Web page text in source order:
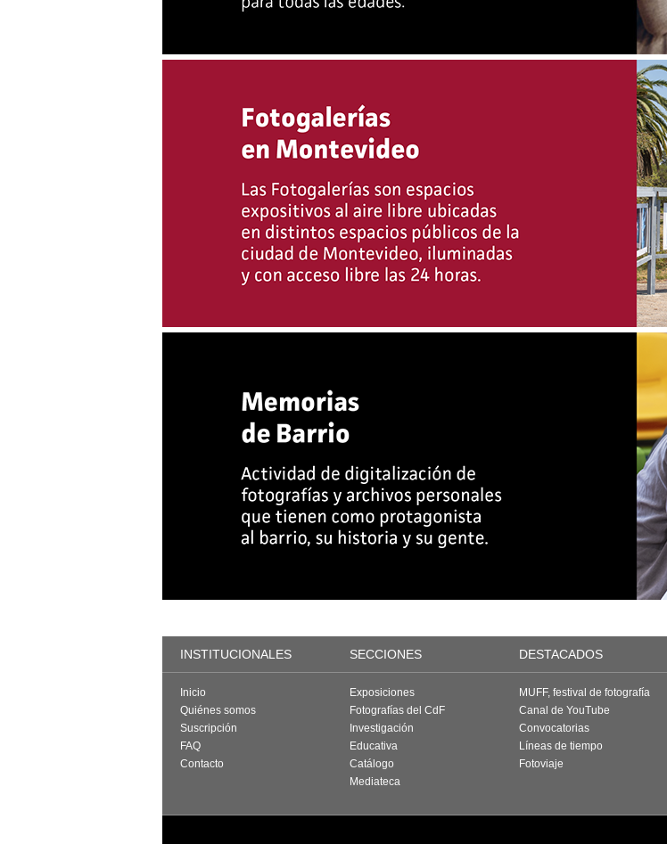
INSTITUCIONALES SECCIONES DESTACADOS
Inicio
Quiénes somos
Suscripción
FAQ
Contacto
Exposiciones
Fotografías del CdF
Investigación
Educativa
Catálogo
Mediateca
MUFF, festival de fotografía
Canal de YouTube
Convocatorias
Líneas de tiempo
Fotoviaje